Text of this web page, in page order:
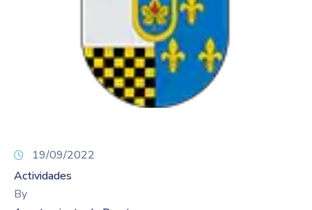
19/09/2022
Actividades
By